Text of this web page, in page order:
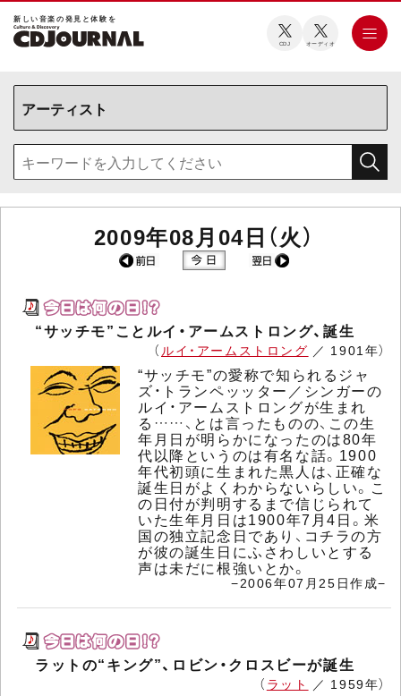
新しい⾳楽の発⾒と体験を
CDJ オーディオ
2009年08月04日（火）
“サッチモ”ことルイ・アームストロング、誕生
（ ルイ・アームストロング ／ 1901年）
“サッチモ”の愛称で知られるジャ
ズ・トランペッッター／シンガーの
ルイ・アームストロングが生まれ
る……、とは言ったものの、この生
年月日が明らかになったのは80年
代以降というのは有名な話。1900
年代初頭に生まれた黒人は、正確な
誕生日がよくわからないらしい。こ
の日付が判明するまで信じられて
いた生年月日は1900年7月4日。米
国の独立記念日であり、コチラの方
が彼の誕生日にふさわしいとする
声は未だに根強いとか。
−2006年07月25日作成−
ラットの“キング”、ロビン・クロスビーが誕生
（ ラット ／ 1959年）